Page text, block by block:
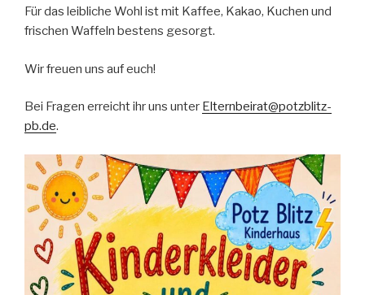
Für das leibliche Wohl ist mit Kaffee, Kakao, Kuchen und
frischen Waffeln bestens gesorgt.
Wir freuen uns auf euch!
Bei Fragen erreicht ihr uns unter Elternbeirat@potzblitz-
pb.de.